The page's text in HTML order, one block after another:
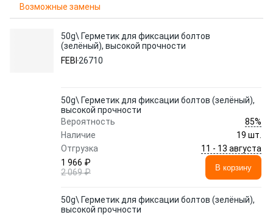
Возможные замены
50g\ Герметик для фиксации болтов
(зелёный), высокой прочности
FEBI 26710
50g\ Герметик для фиксации болтов (зелёный),
высокой прочности
Вероятность
85%
Наличие
19 шт.
Отгрузка
11 - 13 августа
1 966 ₽
2 069 ₽
В корзину
50g\ Герметик для фиксации болтов (зелёный),
высокой прочности